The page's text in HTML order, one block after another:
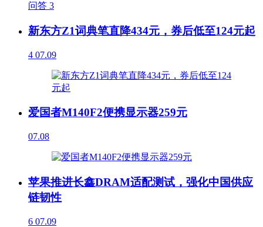
问答 3
新东方Z1词典笔直降434元，券后低至124元起
4 07.09
爱国者M140F2便携显示器259元
07.08
苹果推进长鑫DRAM适配测试，强化中国供应
链韧性
6 07.09